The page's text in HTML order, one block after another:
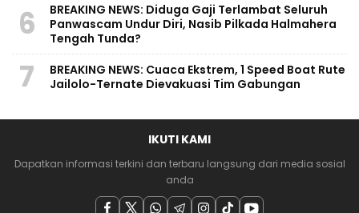
6
BREAKING NEWS: Diduga Gaji Terlambat Seluruh
Panwascam Undur Diri, Nasib Pilkada Halmahera
Tengah Tunda?
7
BREAKING NEWS: Cuaca Ekstrem, 1 Speed Boat Rute
Jailolo-Ternate Dievakuasi Tim Gabungan
IKUTI KAMI
Dapatkan informasi terkini dan terbaru langsung dari media sosial
anda